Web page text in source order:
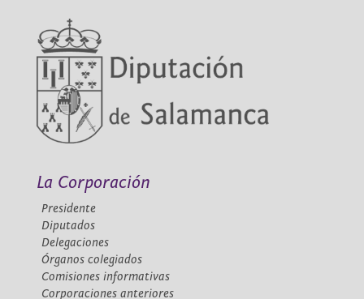
La Corporación
Presidente
Diputados
Delegaciones
Órganos colegiados
Comisiones informativas
Corporaciones anteriores